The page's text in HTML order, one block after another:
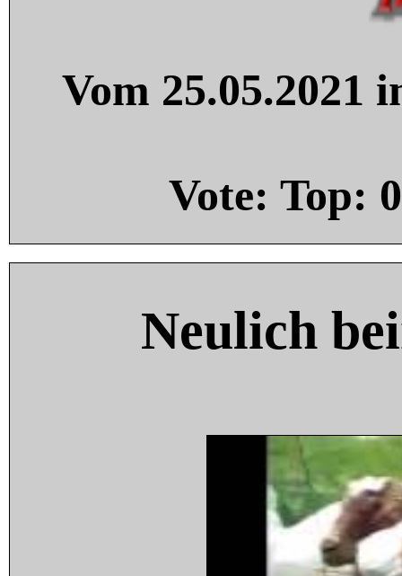
Vom 25.05.2021
Vote: Top: 0
Neulich